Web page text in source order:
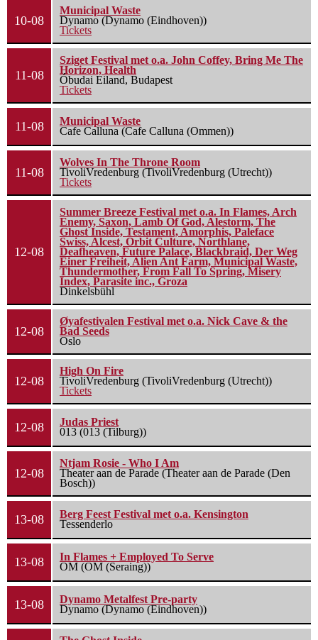
10-08
Municipal Waste
Dynamo (Dynamo (Eindhoven))
Tickets
11-08
Sziget Festival met o.a. John Coffey, Bring Me The
Horizon, Health
Óbudai Eiland, Budapest
Tickets
11-08
Municipal Waste
Cafe Calluna (Cafe Calluna (Ommen))
11-08
Wolves In The Throne Room
TivoliVredenburg (TivoliVredenburg (Utrecht))
Tickets
12-08
Summer Breeze Festival met o.a. In Flames, Arch
Enemy, Saxon, Lamb Of God, Alestorm, The
Ghost Inside, Testament, Amorphis, Paleface
Swiss, Alcest, Orbit Culture, Northlane,
Deafheaven, Future Palace, Blackbraid, Der Weg
Einer Freiheit, Alien Ant Farm, Municipal Waste,
Thundermother, From Fall To Spring, Misery
Index, Parasite inc., Groza
Dinkelsbühl
12-08
Øyafestivalen Festival met o.a. Nick Cave & the
Bad Seeds
Oslo
12-08
High On Fire
TivoliVredenburg (TivoliVredenburg (Utrecht))
Tickets
12-08
Judas Priest
013 (013 (Tilburg))
12-08
Ntjam Rosie - Who I Am
Theater aan de Parade (Theater aan de Parade (Den
Bosch))
13-08
Berg Feest Festival met o.a. Kensington
Tessenderlo
13-08
In Flames + Employed To Serve
OM (OM (Seraing))
13-08
Dynamo Metalfest Pre-party
Dynamo (Dynamo (Eindhoven))